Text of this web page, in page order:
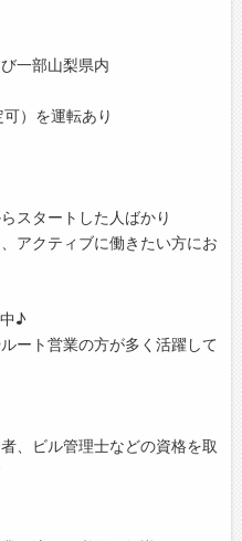
一部山梨県内
）を運転あり
スタートした人ばかり
アクティブに働きたい方にお
♪
ート営業の方が多く活躍して
、ビル管理士などの資格を取